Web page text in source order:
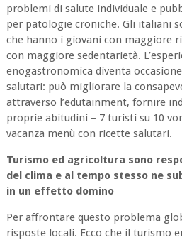
problemi di salute individuale e
per patologie croniche. Gli italiani
che hanno i giovani con maggiore
con maggiore sedentarietà.
enogastronomica diventa
salutari: può migliorare la
attraverso l’edutainment, fornire
proprie abitudini – 7 turisti su 10
vacanza menù con ricette salutari.
Turismo ed agricoltura sono
del clima e al tempo stesso ne
in un effetto domino
Per affrontare questo problema
risposte locali. Ecco che il turismo